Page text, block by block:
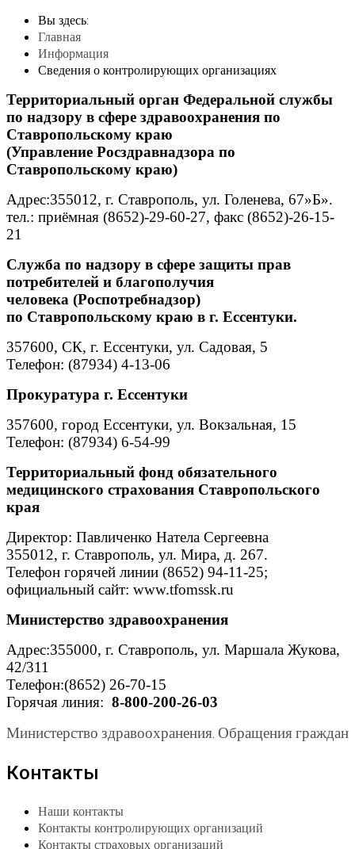
Вы здесь:
Главная
Информация
Сведения о контролирующих организациях
Территориальный орган Федеральной службы
по надзору в сфере здравоохранения по
Ставропольскому краю
(Управление Росздравнадзора по
Ставропольскому краю)
Адрес:355012, г. Ставрополь, ул. Голенева, 67»Б».
тел.: приёмная (8652)-29-60-27, факс (8652)-26-15-
21
Служба по надзору в сфере защиты прав
потребителей и благополучия
человека (Роспотребнадзор)
по Ставропольскому краю в г. Ессентуки.
357600, СК, г. Ессентуки, ул. Садовая, 5
Телефон: (87934) 4-13-06
Прокуратура г. Ессентуки
357600, город Ессентуки, ул. Вокзальная, 15
Телефон: (87934) 6-54-99
Территориальный фонд обязательного
медицинского страхования Ставропольского
края
Директор: Павличенко Натела Сергеевна
355012, г. Ставрополь, ул. Мира, д. 267.
Телефон горячей линии (8652) 94-11-25;
официальный сайт: www.tfomssk.ru
Министерство здравоохранения
Адрес:355000, г. Ставрополь, ул. Маршала Жукова,
42/311
Телефон:(8652) 26-70-15
Горячая линия: 8-800-200-26-03
Министерство здравоохранения. Обращения граждан
Контакты
Наши контакты
Контакты контролирующих организаций
Контакты страховых организаций